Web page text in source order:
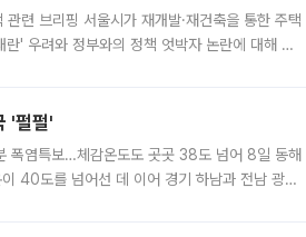
련 브리핑 서울시가 재개발·재건축을 통한 주택
' 우려와 정부와의 정책 엇박자 논란에 대해 정
'펄펄'
염특보…체감온도도 곳곳 38도 넘어 8일 동해
40도를 넘어선 데 이어 경기 하남과 전남 광양